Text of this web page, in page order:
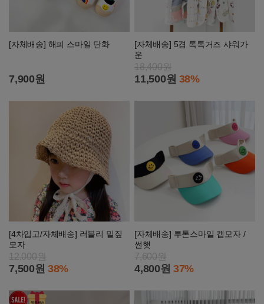
[자체배송] 해피 스마일 단화
7,900원
[자체배송] 5겹 톡톡거즈 샤워가
운
18,400원
11,500원 38%
[4차입고/자체배송] 러블리 밀짚
모자
12,000원
7,500원 38%
[자체배송] 투톤스마일 캡모자 /
썬햇
7,600원
4,800원 37%